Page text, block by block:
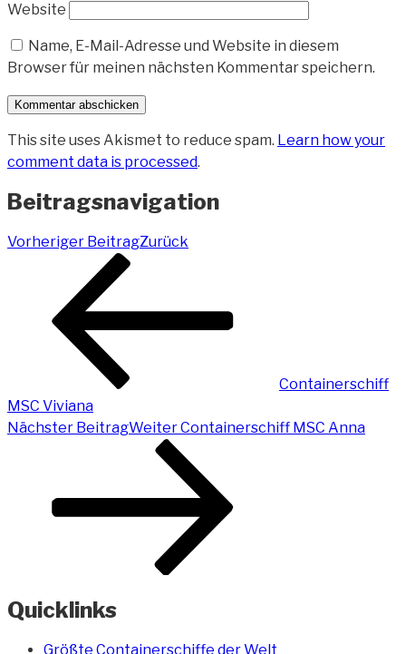
Website
Name, E-Mail-Adresse und Website in diesem
Browser für meinen nächsten Kommentar speichern.
This site uses Akismet to reduce spam. Learn how your
comment data is processed.
Beitragsnavigation
Vorheriger BeitragZurück
Containerschiff
MSC Viviana
Nächster BeitragWeiterContainerschiff MSC Anna
Quicklinks
Größte Containerschiffe der Welt